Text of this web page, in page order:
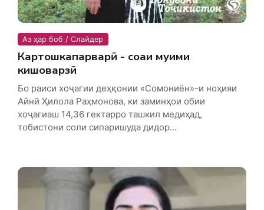
Аз ҳар боб / Слайдер
Картошкапарварӣ - соҳаи муҳими
кишоварзӣ
Бо раиси хоҷагии деҳқонии «Сомониён»-и ноҳияи
Айнӣ Ҳилола Раҳмонова, ки заминҳои обии
хоҷагиаш 14,36 гектарро ташкил медиҳад,
тобистони соли сипаришуда дидор...